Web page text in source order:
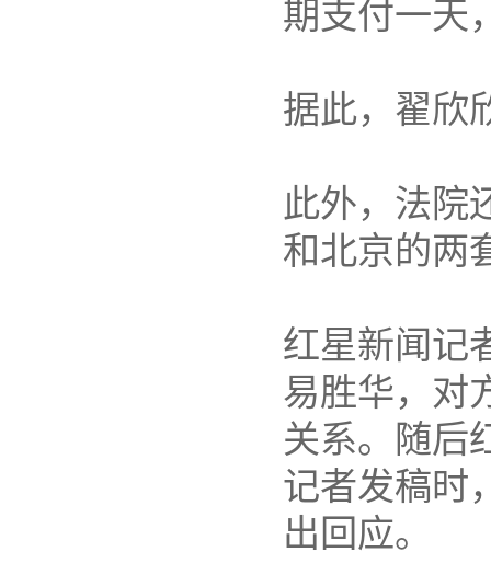
期支付一天
据此，翟欣
此外，法院
和北京的两
红星新闻记
易胜华，对
关系。随后
记者发稿时
出回应。